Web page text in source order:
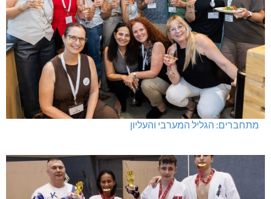
מתחברים: הגליל המערבי והעליון